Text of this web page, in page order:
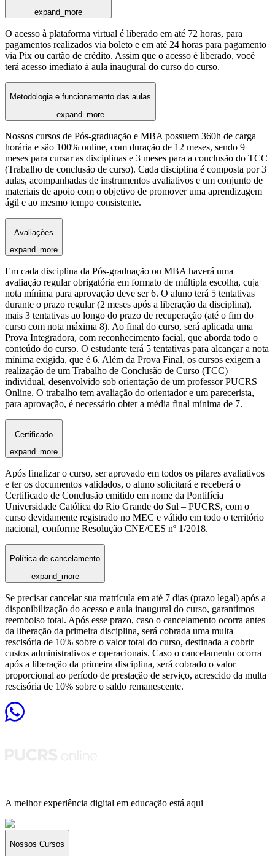
expand_more
O acesso à plataforma virtual é liberado em até 72 horas, para
pagamentos realizados via boleto e em até 24 horas para pagamento
via Pix ou cartão de crédito. Assim que o acesso é liberado, você
terá acesso imediato à aula inaugural do curso do curso.
Metodologia e funcionamento das aulas
expand_more
Nossos cursos de Pós-graduação e MBA possuem 360h de carga
horária e são 100% online, com duração de 12 meses, sendo 9
meses para cursar as disciplinas e 3 meses para a conclusão do TCC
(Trabalho de conclusão de curso). Cada disciplina é composta por 3
aulas, acompanhadas de instrumentos avaliativos e um conjunto de
materiais de apoio com o objetivo de promover uma aprendizagem
ágil e ao mesmo tempo consistente.
Avaliações
expand_more
Em cada disciplina da Pós-graduação ou MBA haverá uma
avaliação regular obrigatória em formato de múltipla escolha, cuja
nota mínima para aprovação deve ser 6. O aluno terá 5 tentativas
durante o prazo regular (2 meses após a liberação da disciplina),
mais 3 tentativas ao longo do prazo de recuperação (até o fim do
curso com nota máxima 8). Ao final do curso, será aplicada uma
Prova Integradora, com reconhecimento facial, que aborda todo o
conteúdo do curso. O estudante terá 5 tentativas para alcançar a nota
mínima exigida, que é 6. Além da Prova Final, os cursos exigem a
realização de um Trabalho de Conclusão de Curso (TCC)
individual, desenvolvido sob orientação de um professor PUCRS
Online. O trabalho tem avaliação do orientador e um parecerista,
para aprovação, é necessário obter a média final mínima de 7.
Certificado
expand_more
Após finalizar o curso, ser aprovado em todos os pilares avaliativos
e ter os documentos validados, o aluno solicitará e receberá o
Certificado de Conclusão emitido em nome da Pontifícia
Universidade Católica do Rio Grande do Sul – PUCRS, com o
curso devidamente registrado no MEC e válido em todo o território
nacional, conforme Resolução CNE/CES nº 1/2018.
Política de cancelamento
expand_more
Se precisar cancelar sua matrícula em até 7 dias (prazo legal) após a
disponibilização do acesso e aula inaugural do curso, garantimos
reembolso total. Após esse prazo, caso o cancelamento ocorra antes
da liberação da primeira disciplina, será cobrada uma multa
rescisória de 10% sobre o valor total do curso, destinada a cobrir
custos administrativos e operacionais. Caso o cancelamento ocorra
após a liberação da primeira disciplina, será cobrado o valor
proporcional ao período de prestação de serviço, acrescido da multa
rescisória de 10% sobre o saldo remanescente.
A melhor experiência digital em educação está aqui
Nossos Cursos